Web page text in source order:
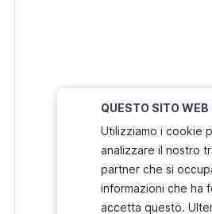
QUESTO SITO
Utilizziamo i cookie
analizzare il nostro
partner che si
informazioni che ha
accetta questo.